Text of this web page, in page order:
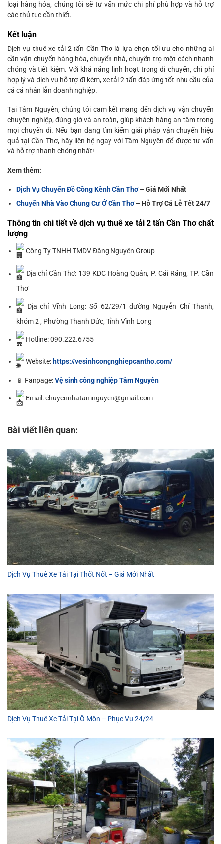
loại hàng hóa, chúng tôi sẽ tư vấn mức chi phí phù hợp và hỗ trợ
các thủ tục cần thiết.
Kết luận
Dịch vụ thuê xe tải 2 tấn Cần Thơ là lựa chọn tối ưu cho những ai
cần vận chuyển hàng hóa, chuyển nhà, chuyển trọ một cách nhanh
chóng và tiết kiệm. Với khả năng linh hoạt trong di chuyển, chi phí
hợp lý và dịch vụ hỗ trợ đi kèm, xe tải 2 tấn đáp ứng tốt nhu cầu của
cả cá nhân lẫn doanh nghiệp.
Tại Tâm Nguyên, chúng tôi cam kết mang đến dịch vụ vận chuyển
chuyên nghiệp, đúng giờ và an toàn, giúp khách hàng an tâm trong
mọi chuyến đi. Nếu bạn đang tìm kiếm giải pháp vận chuyển hiệu
quả tại Cần Thơ, hãy liên hệ ngay với Tâm Nguyên để được tư vấn
và hỗ trợ nhanh chóng nhất!
Xem thêm:
Dịch Vụ Chuyển Đồ Cồng Kềnh Cần Thơ– Giá Mới Nhất
Chuyển Nhà Vào Chung Cư Ở Cần Thơ– Hỗ Trợ Cả Lễ Tết 24/7
Thông tin chi tiết về dịch vụ thuê xe tải 2 tấn Cần Thơ chất
lượng
Công Ty TNHH TMDV Đăng Nguyên Group
Địa chỉ Cần Thơ: 139 KDC Hoàng Quân, P. Cái Răng, TP. Cần
Thơ
Địa chỉ Vĩnh Long: Số 62/29/1 đường Nguyễn Chí Thanh,
khóm 2 , Phường Thanh Đức, Tỉnh Vĩnh Long
Hotline: 090.222.6755
Website: https://vesinhcongnghiepcantho.com/
📱 Fanpage:Vệ sinh công nghiệp Tâm Nguyên
Email: chuyennhatamnguyen@gmail.com
Bài viết liên quan:
Dịch Vụ Thuê Xe Tải Tại Thốt Nốt – Giá Mới Nhất
Dịch Vụ Thuê Xe Tải Tại Ô Môn – Phục Vụ 24/24